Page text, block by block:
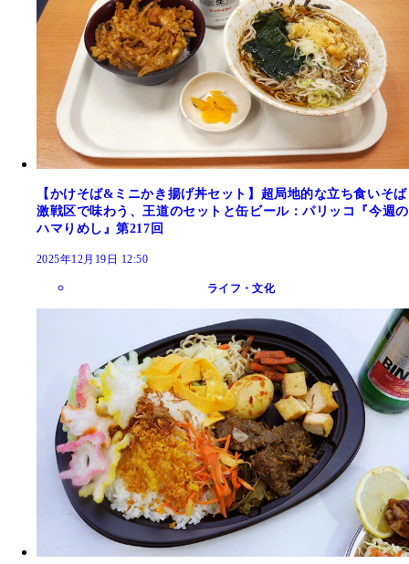
【かけそば&ミニかき揚げ丼セット】超局地的な立ち食いそば
激戦区で味わう、王道のセットと缶ビール：パリッコ『今週の
ハマりめし』第217回
2025年12月19日 12:50
ライフ・文化